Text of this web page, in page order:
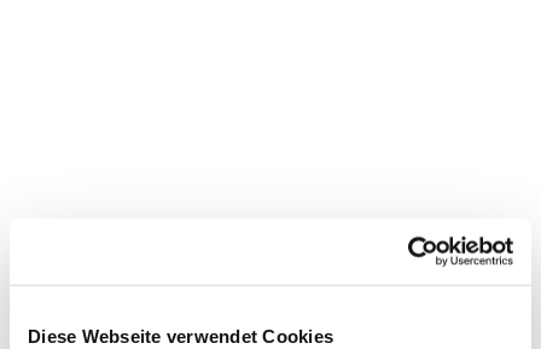
Diese Webseite verwendet Cookies